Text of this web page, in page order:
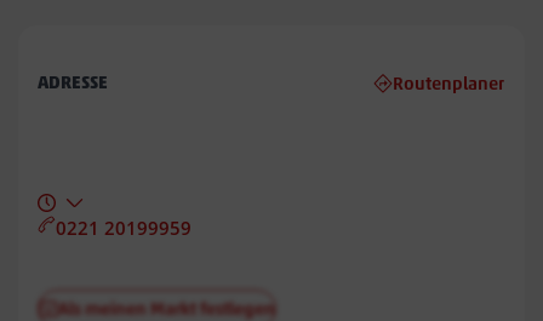
ADRESSE Routenplaner
0221 20199959
Als meinen Markt festlegen